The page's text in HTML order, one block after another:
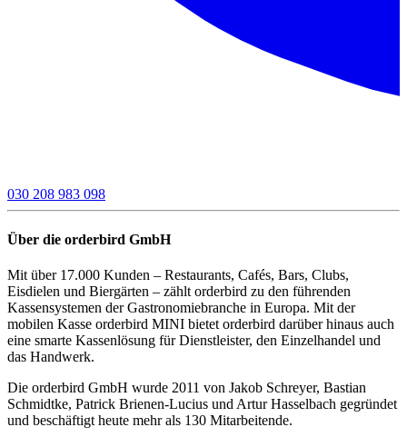
030 208 983 098
Über die orderbird GmbH
Mit über 17.000 Kunden – Restaurants, Cafés, Bars, Clubs,
Eisdielen und Biergärten – zählt orderbird zu den führenden
Kassensystemen der Gastronomiebranche in Europa. Mit der
mobilen Kasse orderbird MINI bietet orderbird darüber hinaus auch
eine smarte Kassenlösung für Dienstleister, den Einzelhandel und
das Handwerk.
Die orderbird GmbH wurde 2011 von Jakob Schreyer, Bastian
Schmidtke, Patrick Brienen-Lucius und Artur Hasselbach gegründet
und beschäftigt heute mehr als 130 Mitarbeitende.